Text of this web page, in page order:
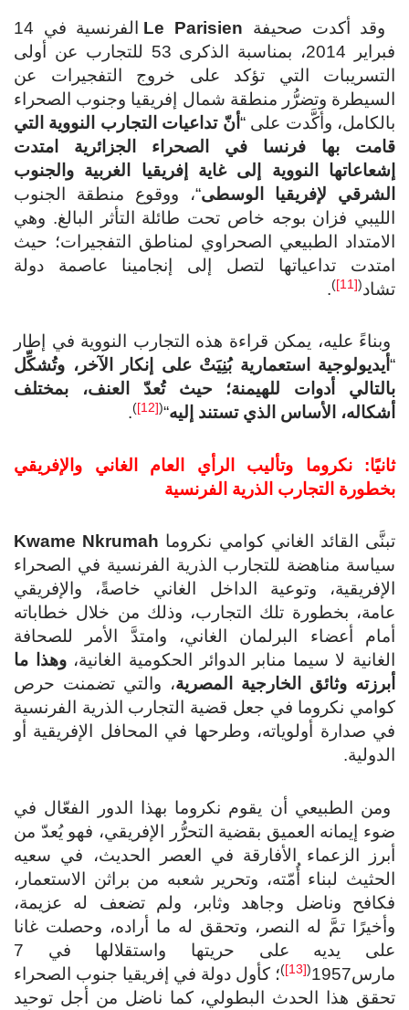
وقد أكدت صحيفة Le Parisien
الفرنسية في 14
فبراير 2014، بمناسبة الذكرى 53 للتجارب عن أولى
التسريبات التي تؤكد على خروج التفجيرات عن
السيطرة وتضرُّر منطقة شمال إفريقيا وجنوب الصحراء
بالكامل، وأكَّدت على “ أنّ تداعيات التجارب النووية التي
قامت بها فرنسا في الصحراء الجزائرية امتدت
إشعاعاتها النووية إلى غاية إفريقيا الغربية والجنوب
الشرقي لإفريقيا الوسطى“، ووقوع منطقة الجنوب
الليبي فزان بوجه خاص تحت طائلة التأثر البالغ. وهي
الامتداد الطبيعي الصحراوي لمناطق التفجيرات؛ حيث
امتدت تداعياتها لتصل إلى إنجامينا عاصمة دولة
تشاد(
[11]
)
.
وبناءً عليه، يمكن قراءة هذه التجارب النووية في إطار
“ أيديولوجية استعمارية بُنِيَتْ على إنكار الآخر، وتُشكِّل
بالتالي أدوات للهيمنة؛ حيث تُعدّ العنف، بمختلف
أشكاله، الأساس الذي تستند إليه“
(
[12]
)
.
ثانيًا: نكروما وتأليب الرأي العام الغاني والإفريقي
بخطورة التجارب الذرية الفرنسية
تبنَّى القائد الغاني كوامي نكروما Kwame Nkrumah
سياسة مناهضة للتجارب الذرية الفرنسية في الصحراء
الإفريقية، وتوعية الداخل الغاني خاصةً، والإفريقي
عامة، بخطورة تلك التجارب، وذلك من خلال خطاباته
أمام أعضاء البرلمان الغاني، وامتدَّ الأمر للصحافة
الغانية لا سيما منابر الدوائر الحكومية الغانية،وهذا ما
برزته وثائق الخارجية المصرية، والتي تضمنت حرص
كوامي نكروما في جعل قضية التجارب الذرية الفرنسية
في صدارة أولوياته، وطرحها في المحافل الإفريقية أو
الدولية.
ومن الطبيعي أن يقوم نكروما بهذا الدور الفعّال في
ضوء إيمانه العميق بقضية التحرُّر الإفريقي، فهو يُعدّ من
أبرز الزعماء الأفارقة في العصر الحديث، في سعيه
الحثيث لبناء أُمّته، وتحرير شعبه من براثن الاستعمار،
فكافح وناضل وجاهد وثابر، ولم تضعف له عزيمة،
وأخيرًا تمَّ له النصر، وتحقق له ما أراده، وحصلت غانا
على يديه على حريتها واستقلالها في 7
مارس1957
(
[13]
)؛ كأول دولة في إفريقيا جنوب الصحراء
تحقق هذا الحدث البطولي، كما ناضل من أجل توحيد